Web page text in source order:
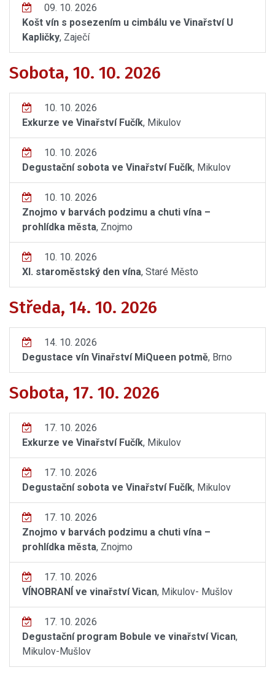
09. 10. 2026
Košt vín s posezením u cimbálu ve Vinařství U
Kapličky, Zaječí
Sobota, 10. 10. 2026
10. 10. 2026
Exkurze ve Vinařství Fučík, Mikulov
10. 10. 2026
Degustační sobota ve Vinařství Fučík, Mikulov
10. 10. 2026
Znojmo v barvách podzimu a chuti vína –
prohlídka města, Znojmo
10. 10. 2026
XI. staroměstský den vína, Staré Město
Středa, 14. 10. 2026
14. 10. 2026
Degustace vín Vinařství MiQueen potmě, Brno
Sobota, 17. 10. 2026
17. 10. 2026
Exkurze ve Vinařství Fučík, Mikulov
17. 10. 2026
Degustační sobota ve Vinařství Fučík, Mikulov
17. 10. 2026
Znojmo v barvách podzimu a chuti vína –
prohlídka města, Znojmo
17. 10. 2026
VÍNOBRANÍ ve vinařství Vican, Mikulov- Mušlov
17. 10. 2026
Degustační program Bobule ve vinařství Vican,
Mikulov-Mušlov